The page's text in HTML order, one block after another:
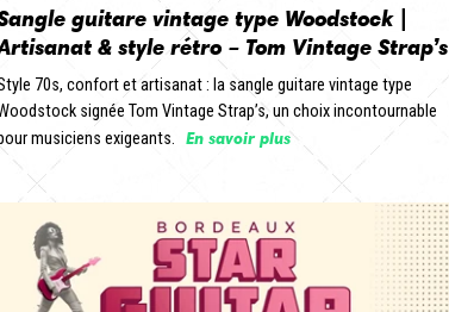
guitare vintage type Woodstock |
& style rétro – Tom Vintage Strap’s
70s, confort et artisanat : la sangle guitare vintage type
signée Tom Vintage Strap’s, un choix incontournable
musiciens exigeants. En savoir plus